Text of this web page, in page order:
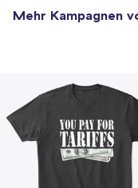
Mehr Kampagnen